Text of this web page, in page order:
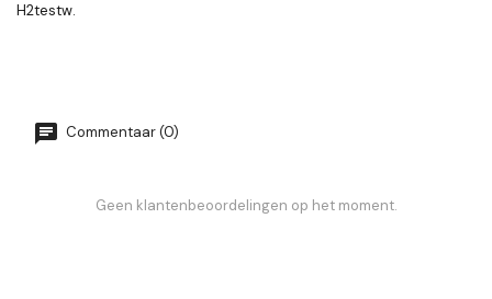
H2testw.
Commentaar (0)
Geen klantenbeoordelingen op het moment.